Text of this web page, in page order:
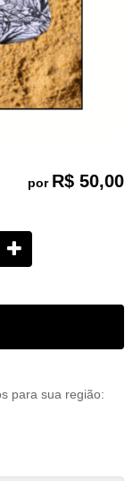
por R$ 50,00
para sua região: